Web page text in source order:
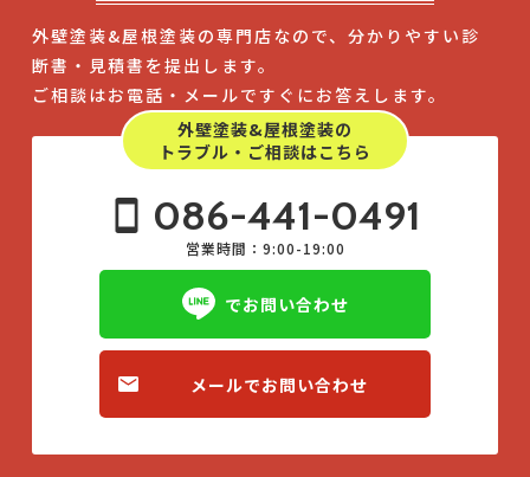
外壁塗装&屋根塗装の専門店なので、分かりやすい診
断書・見積書を提出します。
ご相談はお電話・メールですぐにお答えします。
外壁塗装&屋根塗装の
トラブル・ご相談はこちら
086-441-0491
営業時間：9:00-19:00
でお問い合わせ
メールでお問い合わせ